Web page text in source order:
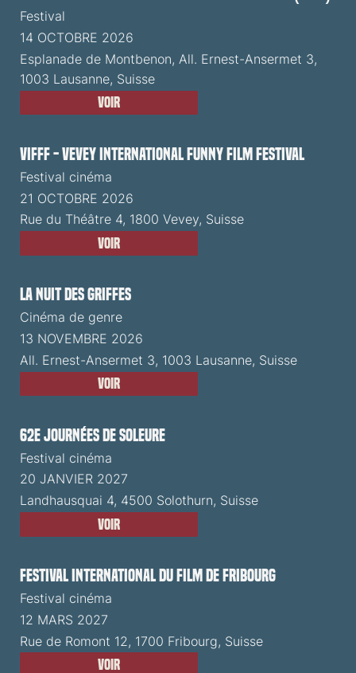
Festival
14 OCTOBRE 2026
Esplanade de Montbenon, All. Ernest-Ansermet 3,
1003 Lausanne, Suisse
Voir
VIFFF - Vevey International Funny Film Festival
Festival cinéma
21 OCTOBRE 2026
Rue du Théâtre 4, 1800 Vevey, Suisse
Voir
La Nuit des Griffes
Cinéma de genre
13 NOVEMBRE 2026
All. Ernest-Ansermet 3, 1003 Lausanne, Suisse
Voir
62e Journées de Soleure
Festival cinéma
20 JANVIER 2027
Landhausquai 4, 4500 Solothurn, Suisse
Voir
Festival International du Film de Fribourg
Festival cinéma
12 MARS 2027
Rue de Romont 12, 1700 Fribourg, Suisse
Voir